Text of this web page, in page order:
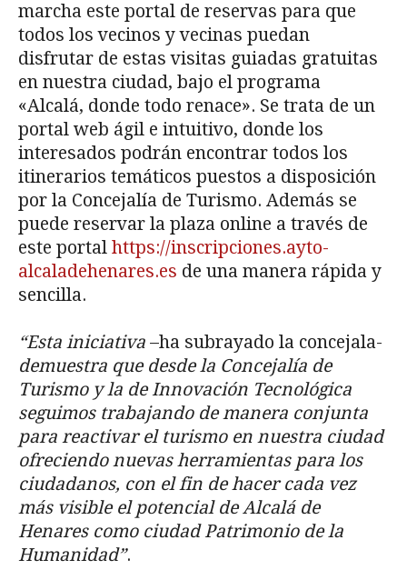
marcha este portal de reservas para que
todos los vecinos y vecinas puedan
disfrutar de estas visitas guiadas gratuitas
en nuestra ciudad, bajo el programa
«Alcalá, donde todo renace». Se trata de un
portal web ágil e intuitivo, donde los
interesados podrán encontrar todos los
itinerarios temáticos puestos a disposición
por la Concejalía de Turismo. Además se
puede reservar la plaza online a través de
este portal https://inscripciones.ayto-
alcaladehenares.es de una manera rápida y
sencilla.
“Esta iniciativa –ha subrayado la concejala-
demuestra que desde la Concejalía de
Turismo y la de Innovación Tecnológica
seguimos trabajando de manera conjunta
para reactivar el turismo en nuestra ciudad
ofreciendo nuevas herramientas para los
ciudadanos, con el fin de hacer cada vez
más visible el potencial de Alcalá de
Henares como ciudad Patrimonio de la
Humanidad”.